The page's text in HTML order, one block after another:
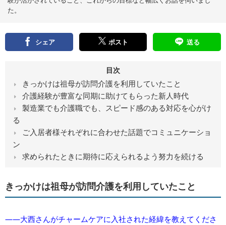
た。
シェア ポスト 送る
目次
きっかけは祖母が訪問介護を利用していたこと
介護経験が豊富な同期に助けてもらった新人時代
製造業でも介護職でも、スピード感のある対応を心がけ
る
ご入居者様それぞれに合わせた話題でコミュニケーショ
ン
求められたときに期待に応えられるよう努力を続ける
きっかけは祖母が訪問介護を利用していたこと
――大西さんがチャームケアに入社された経緯を教えてくださ